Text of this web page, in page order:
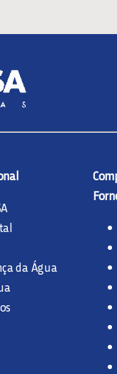
da Água